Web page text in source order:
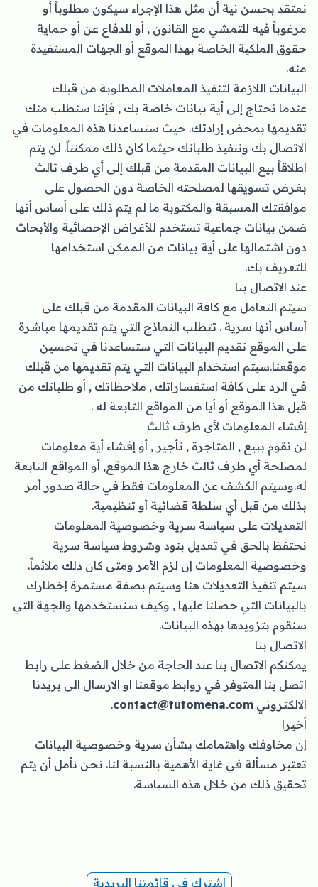
نعتقد بحسن نية أن مثل هذا الإجراء سيكون مطلوباً أو
مرغوباً فيه للتمشي مع القانون , أو للدفاع عن أو حماية
حقوق الملكية الخاصة بهذا الموقع أو الجهات المستفيدة
منه.
البيانات اللازمة لتنفيذ المعاملات المطلوبة من قبلك
عندما نحتاج إلى أية بيانات خاصة بك , فإننا سنطلب منك
تقديمها بمحض إرادتك. حيث ستساعدنا هذه المعلومات في
الاتصال بك وتنفيذ طلباتك حيثما كان ذلك ممكنناً. لن يتم
اطلاقاً بيع البيانات المقدمة من قبلك إلى أي طرف ثالث
بغرض تسويقها لمصلحته الخاصة دون الحصول على
موافقتك المسبقة والمكتوبة ما لم يتم ذلك على أساس أنها
ضمن بيانات جماعية تستخدم للأغراض الإحصائية والأبحاث
دون اشتمالها على أية بيانات من الممكن استخدامها
للتعريف بك.
عند الاتصال بنا
سيتم التعامل مع كافة البيانات المقدمة من قبلك على
أساس أنها سرية . تتطلب النماذج التي يتم تقديمها مباشرة
على الموقع تقديم البيانات التي ستساعدنا في تحسين
موقعنا.سيتم استخدام البيانات التي يتم تقديمها من قبلك
في الرد على كافة استفساراتك , ملاحظاتك , أو طلباتك من
قبل هذا الموقع أو أيا من المواقع التابعة له .
إفشاء المعلومات لأي طرف ثالث
لن نقوم ببيع , المتاجرة , تأجير , أو إفشاء أية معلومات
لمصلحة أي طرف ثالث خارج هذا الموقع, أو المواقع التابعة
له.وسيتم الكشف عن المعلومات فقط في حالة صدور أمر
بذلك من قبل أي سلطة قضائية أو تنظيمية.
التعديلات على سياسة سرية وخصوصية المعلومات
نحتفظ بالحق في تعديل بنود وشروط سياسة سرية
وخصوصية المعلومات إن لزم الأمر ومتى كان ذلك ملائماً.
سيتم تنفيذ التعديلات هنا وسيتم بصفة مستمرة إخطارك
بالبيانات التي حصلنا عليها , وكيف سنستخدمها والجهة التي
سنقوم بتزويدها بهذه البيانات.
الاتصال بنا
يمكنكم الاتصال بنا عند الحاجة من خلال الضغط على رابط
اتصل بنا المتوفر في روابط موقعنا او الارسال الى بريدنا
الالكتروني contact@tutomena.com
.
أخيرا
إن مخاوفك واهتمامك بشأن سرية وخصوصية البيانات
تعتبر مسألة في غاية الأهمية بالنسبة لنا. نحن نأمل أن يتم
تحقيق ذلك من خلال هذه السياسة.
اشترك في قائمتنا البريدية